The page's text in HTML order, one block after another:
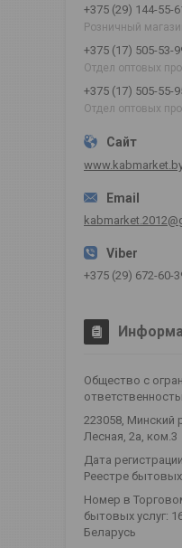
+375 (29) 144-55-
Розничный
+375 (17) 505-53-
Отдел оптовых
+375 (17) 505-55-
Отдел оптовых
+375 (29) 672-60-
Общество с
223058, Минский
Лесная, 2а, ком.3
Дата
Реестре бытовых
Номер в
бытовых услуг:
Беларусь